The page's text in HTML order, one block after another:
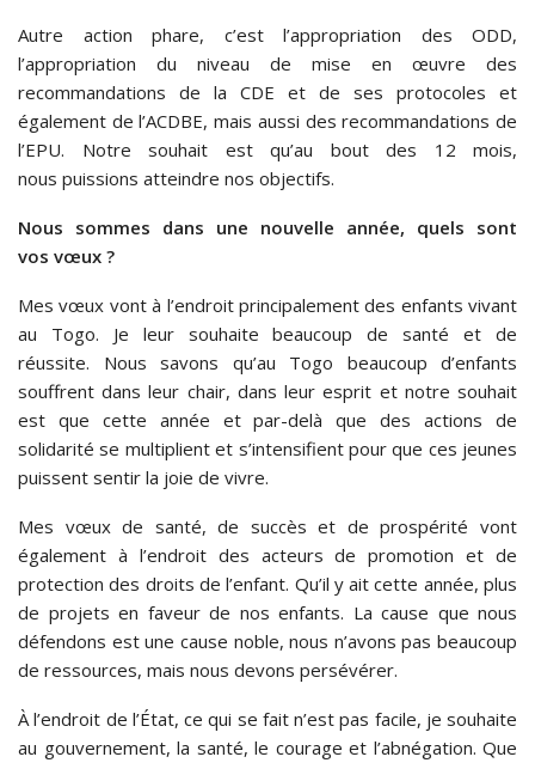
Autre action phare, c’est l’appropriation des ODD,
l’appropriation du niveau de mise en œuvre des
recommandations de la CDE et de ses protocoles et
également de l’ACDBE, mais aussi des recommandations de
l’EPU. Notre souhait est qu’au bout des 12 mois,
nous puissions atteindre nos objectifs.
Nous sommes dans une nouvelle année, quels sont
vos vœux ?
Mes vœux vont à l’endroit principalement des enfants vivant
au Togo. Je leur souhaite beaucoup de santé et de
réussite. Nous savons qu’au Togo beaucoup d’enfants
souffrent dans leur chair, dans leur esprit et notre souhait
est que cette année et par-delà que des actions de
solidarité se multiplient et s’intensifient pour que ces jeunes
puissent sentir la joie de vivre.
Mes vœux de santé, de succès et de prospérité vont
également à l’endroit des acteurs de promotion et de
protection des droits de l’enfant. Qu’il y ait cette année, plus
de projets en faveur de nos enfants. La cause que nous
défendons est une cause noble, nous n’avons pas beaucoup
de ressources, mais nous devons persévérer.
À l’endroit de l’État, ce qui se fait n’est pas facile, je souhaite
au gouvernement, la santé, le courage et l’abnégation. Que